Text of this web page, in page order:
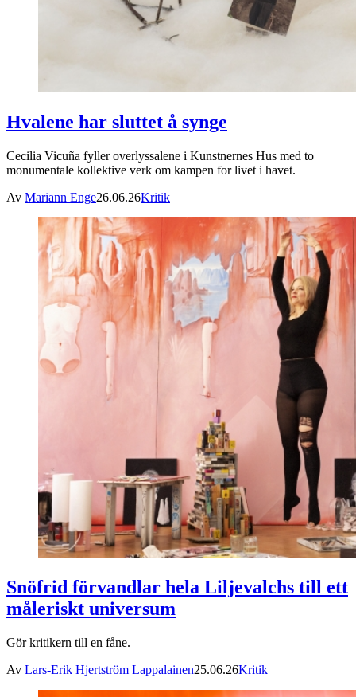
Hvalene har sluttet å synge
Cecilia Vicuña fyller overlyssalene i Kunstnernes Hus med to
monumentale kollektive verk om kampen for livet i havet.
Av Mariann Enge26.06.26Kritik
Snöfrid förvandlar hela Liljevalchs till ett
måleriskt universum
Gör kritikern till en fåne.
Av Lars-Erik Hjertström Lappalainen25.06.26Kritik